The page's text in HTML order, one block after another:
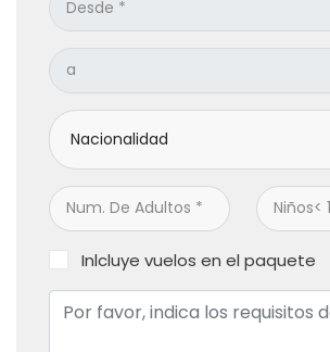
Inlcluye vuelos en el paquete